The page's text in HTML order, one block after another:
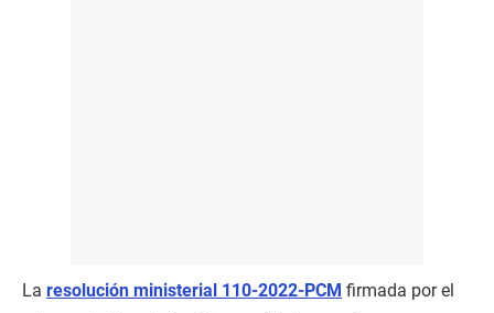
La resolución ministerial 110-2022-PCM firmada por el